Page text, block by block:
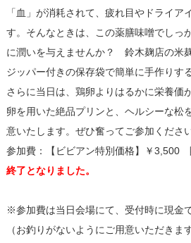
「血」が消耗されて、疲れ目やドライア
す。そんなときは、この薬膳味噌でしっ
に潤いを与えませんか？ 鈴木麹店の米
ジッパー付きの保存袋で簡単に手作りす
さらに当日は、鶏卵よりはるかに栄養価
卵を用いた絶品プリンと、ヘルシーな松
意いたします。ぜひ奮ってご参加くださ
参加費：【ビビアン特別価格】￥3,500
終了となりました。
※参加費は当日会場にて、受付時に現金
（お釣りがないようにご用意いただきま